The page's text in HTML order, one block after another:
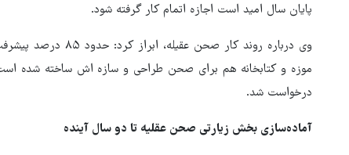
پایان سال امید است اجازه اتمام کار گرفته شود.
وی درباره روند کار
موزه و کتابخانه هم برای صحن طراحی و سازه اش ساخته شده
درخواست شد.
آماده‌سازی بخش زیارتی صحن عقلیه تا دو سال آینده